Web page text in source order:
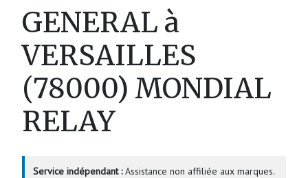
GENERAL à
VERSAILLES
(78000) MONDIAL
RELAY
Service indépendant :Assistance non affiliée aux marques.